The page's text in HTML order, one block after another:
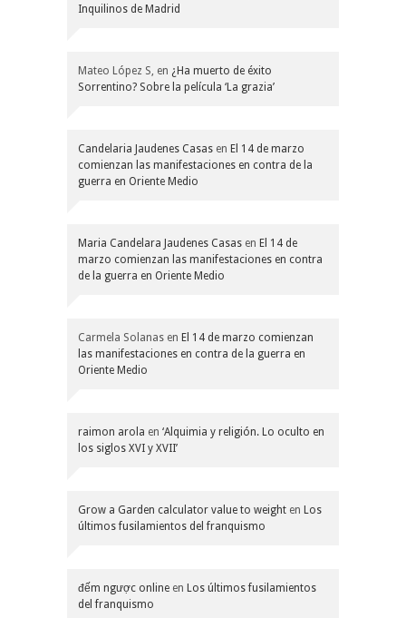
Inquilinos de Madrid
Mateo López S, en ¿Ha muerto de éxito
Sorrentino? Sobre la película ‘La grazia’
Candelaria Jaudenes Casas en El 14 de marzo
comienzan las manifestaciones en contra de la
guerra en Oriente Medio
Maria Candelara Jaudenes Casas en El 14 de
marzo comienzan las manifestaciones en contra
de la guerra en Oriente Medio
Carmela Solanas en El 14 de marzo comienzan
las manifestaciones en contra de la guerra en
Oriente Medio
raimon arola en ‘Alquimia y religión. Lo oculto en
los siglos XVI y XVII’
Grow a Garden calculator value to weight en Los
últimos fusilamientos del franquismo
đếm ngược online en Los últimos fusilamientos
del franquismo